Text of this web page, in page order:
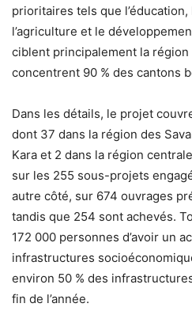
prioritaires tels que l’éducation,
l’agriculture et le
ciblent principalement la région
concentrent 90 % des cantons
Dans les détails, le projet
dont 37 dans la région des
Kara et 2 dans la région
sur les 255 sous-projets
autre côté, sur 674 ouvrages
tandis que 254 sont achevés.
172 000 personnes d’avoir un
infrastructures
environ 50 % des
fin de l’année.